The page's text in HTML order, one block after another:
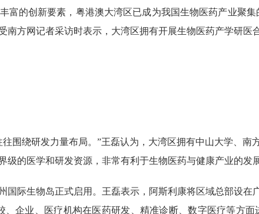
的创新要素，粤港澳大湾区已成为我国生物医药产业聚集
南方网记者采访时表示，大湾区拥有开展生物医药产学研医
绕研发力量布局。”王磊认为，大湾区拥有中山大学、南
的医学和研发资源，非常有利于生物医药与健康产业的发展
际生物岛正式启用。王磊表示，阿斯利康将区域总部设在
、企业、医疗机构在医药研发、精准诊断、数字医疗等方